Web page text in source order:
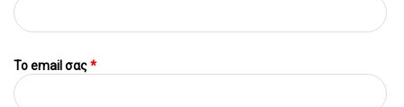
To email σας*